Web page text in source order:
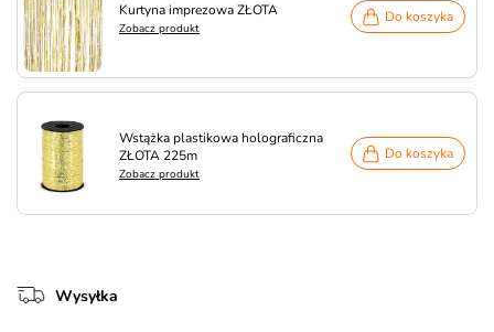
Kurtyna imprezowa ZŁOTA
Zobacz produkt
Do koszyka
Wstążka plastikowa holograficzna
ZŁOTA 225m
Zobacz produkt
Do koszyka
Wysyłka